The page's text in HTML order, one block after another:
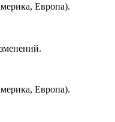
Европа).
Европа).